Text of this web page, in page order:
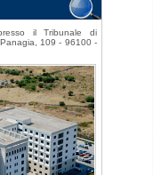
il Tribunale di
109 - 96100 -